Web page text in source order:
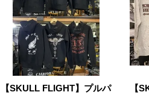
【SKULL FLIGHT】プルパ
【